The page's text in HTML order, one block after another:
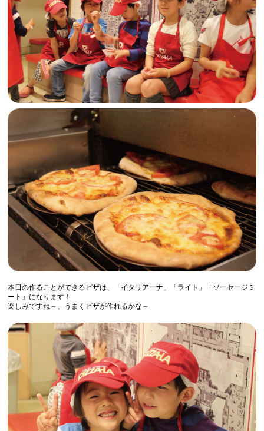
本日の作ることができるピザは、「イタリアーナ」「ライト」「ソーセージミ
ート」になります！
楽しみですね～、うまくピザが作れるかな～